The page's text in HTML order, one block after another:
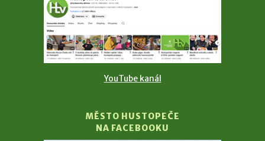
YouTube kanál
MĚSTO HUSTOPEČE
NA FACEBOOKU